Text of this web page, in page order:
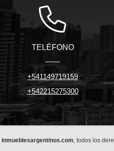
TELÉFONO
+541149719159
+542215275300
inmueblesargentinos.com , todos los